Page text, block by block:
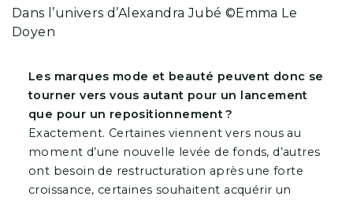
Dans l’univers d’Alexandra Jubé ©Emma Le
Doyen
Les marques mode et beauté peuvent donc se
tourner vers vous autant pour un lancement
que pour un repositionnement ?
Exactement. Certaines viennent vers nous au
moment d’une nouvelle levée de fonds, d’autres
ont besoin de restructuration après une forte
croissance, certaines souhaitent acquérir un